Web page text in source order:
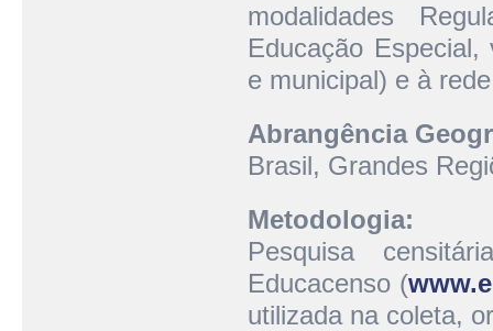
modalidades
Educação
e municipal) e à
Abrangência
Brasil, Grandes
Metodologia:
Pesquisa
Educacenso (
utilizada na coleta,